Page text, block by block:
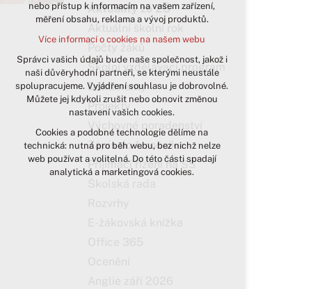
Aktuality ze ZŠ
Aktuální školní rok
Školní vzdělávací program
Dokumenty
Projekty
Výchovné poradenství
Zápis do 1. ročníku
Přijímací řízení na SŠ
případná přihlášení, volby jazyka, apod.
analytická pro anonymizované
vyhodnocení návštěvnosti
marketingová cookies (Google)
Více informací o cookies na našem webu
Přijmout všechny cookies
Odmítnout vše
nebo přístup k informacím na vašem zařízení,
měření obsahu, reklama a vývoj produktů.
Více informací o cookies na našem webu
Správci vašich údajů bude naše společnost, jakož i
naši důvěryhodní partneři, se kterými neustále
spolupracujeme. Vyjádření souhlasu je dobrovolné.
Můžete jej kdykoli zrušit nebo obnovit změnou
nastavení vašich cookies.
Cookies a podobné technologie dělíme na
technická: nutná pro běh webu, bez nichž nelze
web používat a volitelná. Do této části spadají
analytická a marketingová cookies.